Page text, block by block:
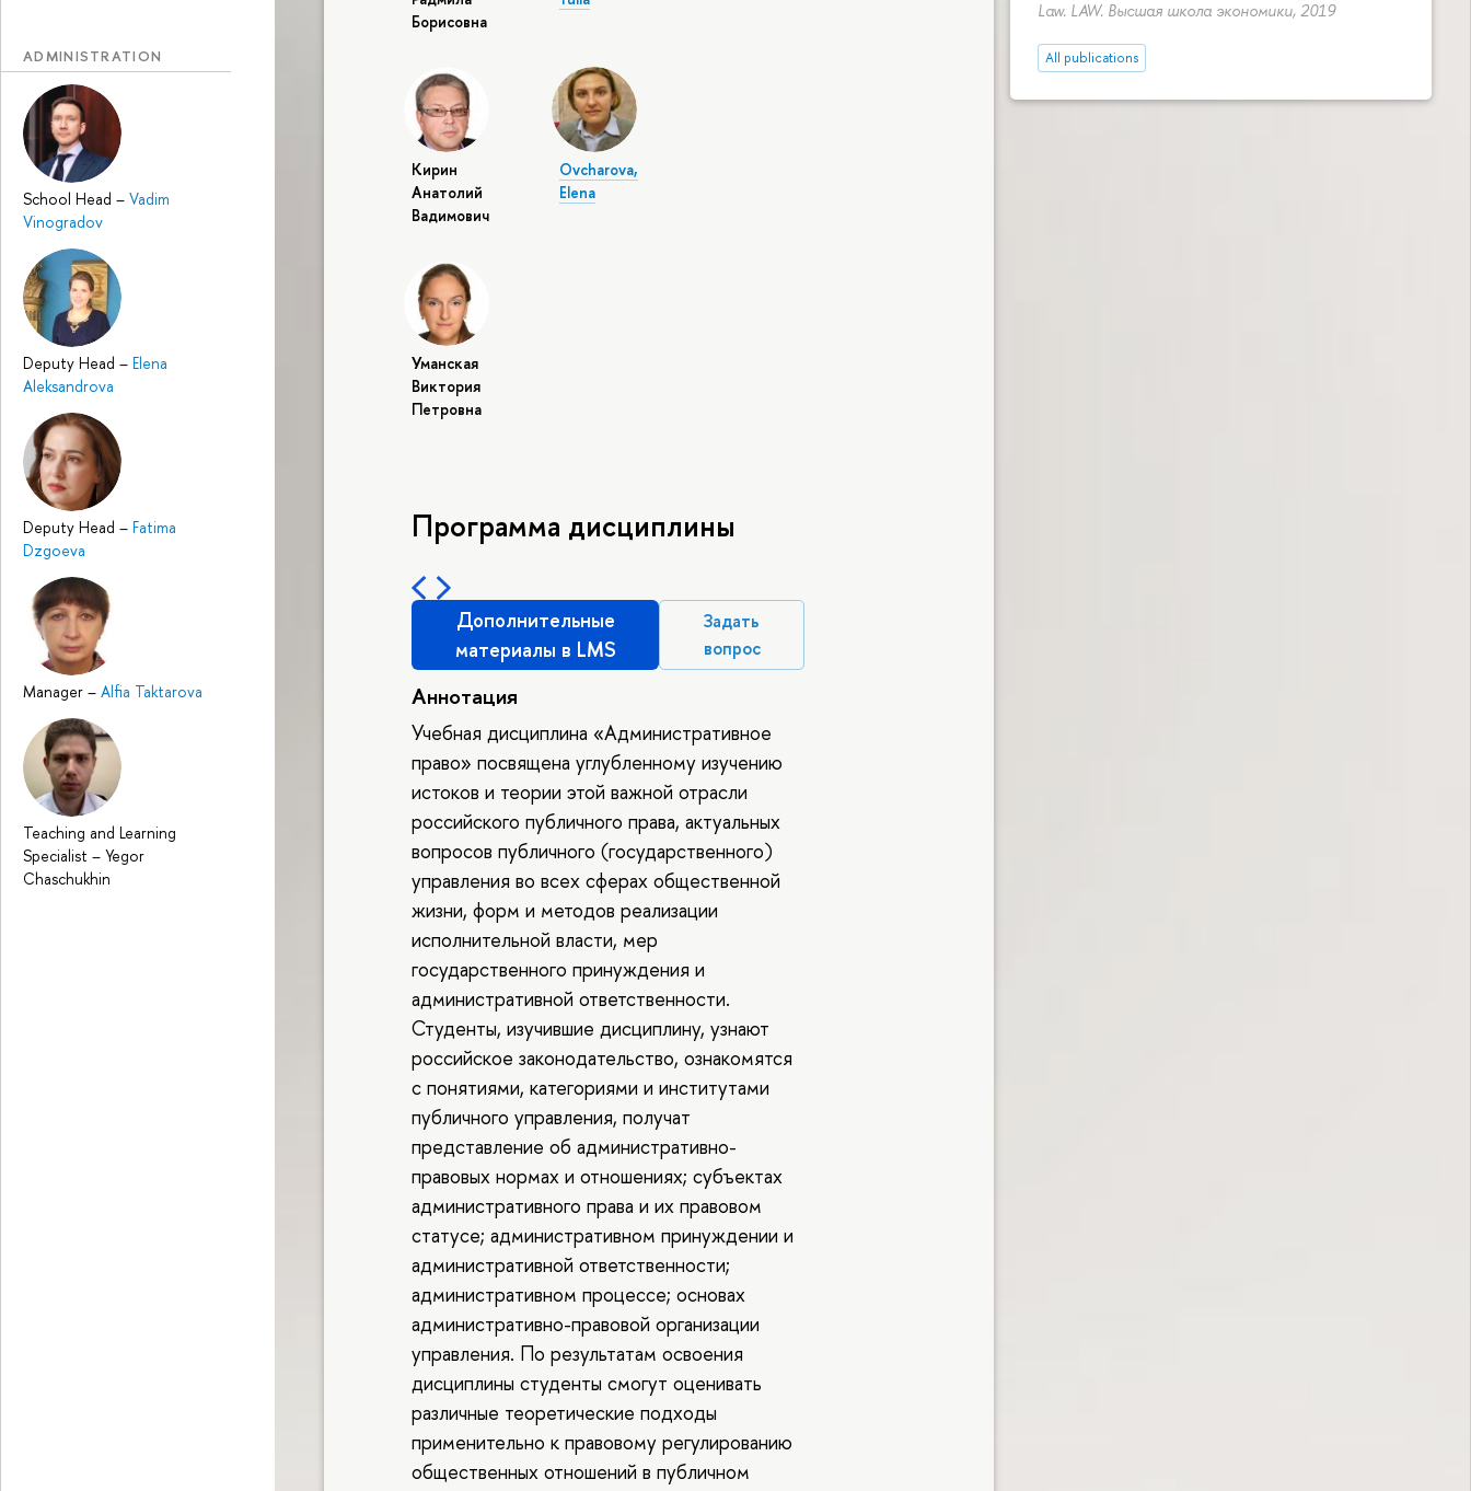
ADMINISTRATION
School Head – Vadim
Vinogradov
Deputy Head – Elena
Aleksandrova
Deputy Head – Fatima
Dzgoeva
Manager – Alfia Taktarova
Teaching and Learning
Specialist – Yegor
Chaschukhin
Law. LAW. Высшая школа экономики, 2019
All publications
Борисовна
Кирин
Анатолий
Вадимович
Ovcharova,
Elena
Уманская
Виктория
Петровна
Программа дисциплины
Дополнительные
материалы в LMS
Задать
вопрос
Аннотация
Учебная дисциплина «Административное
право» посвящена углубленному изучению
истоков и теории этой важной отрасли
российского публичного права, актуальных
вопросов публичного (государственного)
управления во всех сферах общественной
жизни, форм и методов реализации
исполнительной власти, мер
государственного принуждения и
административной ответственности.
Студенты, изучившие дисциплину, узнают
российское законодательство, ознакомятся
с понятиями, категориями и институтами
публичного управления, получат
представление об административно-
правовых нормах и отношениях; субъектах
административного права и их правовом
статусе; административном принуждении и
административной ответственности;
административном процессе; основах
административно-правовой организации
управления. По результатам освоения
дисциплины студенты смогут оценивать
различные теоретические подходы
применительно к правовому регулированию
общественных отношений в публичном